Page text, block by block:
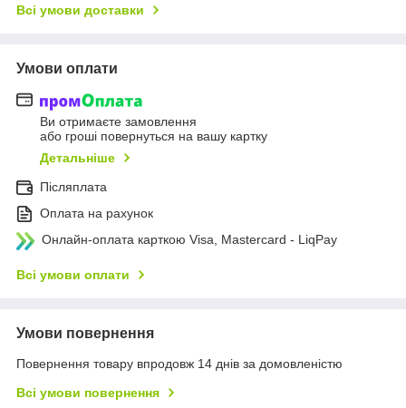
Всі умови доставки
Умови оплати
Ви отримаєте замовлення
або гроші повернуться на вашу картку
Детальніше
Післяплата
Оплата на рахунок
Онлайн-оплата карткою Visa, Mastercard - LiqPay
Всі умови оплати
Умови повернення
Повернення товару впродовж 14 днів за домовленістю
Всі умови повернення